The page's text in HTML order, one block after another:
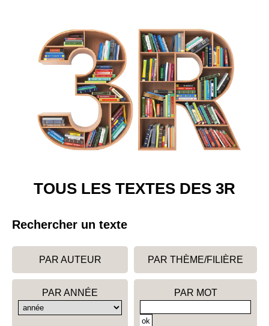
TOUS LES TEXTES DES 3R
Rechercher un texte
PAR AUTEUR PAR THÈME/FILIÈRE
PAR ANNÉE PAR MOT